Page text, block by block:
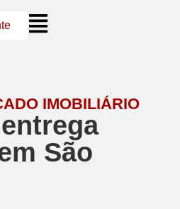
IMOBILIÁRIO
São